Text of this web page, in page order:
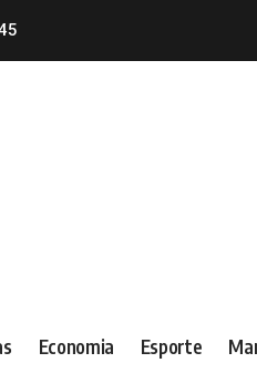
Economia Esporte